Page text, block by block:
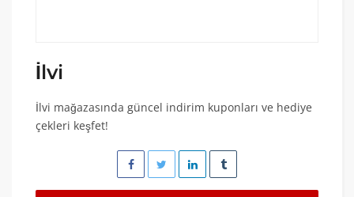
İlvi
İlvi mağazasında güncel indirim kuponları ve hediye
çekleri keşfet!